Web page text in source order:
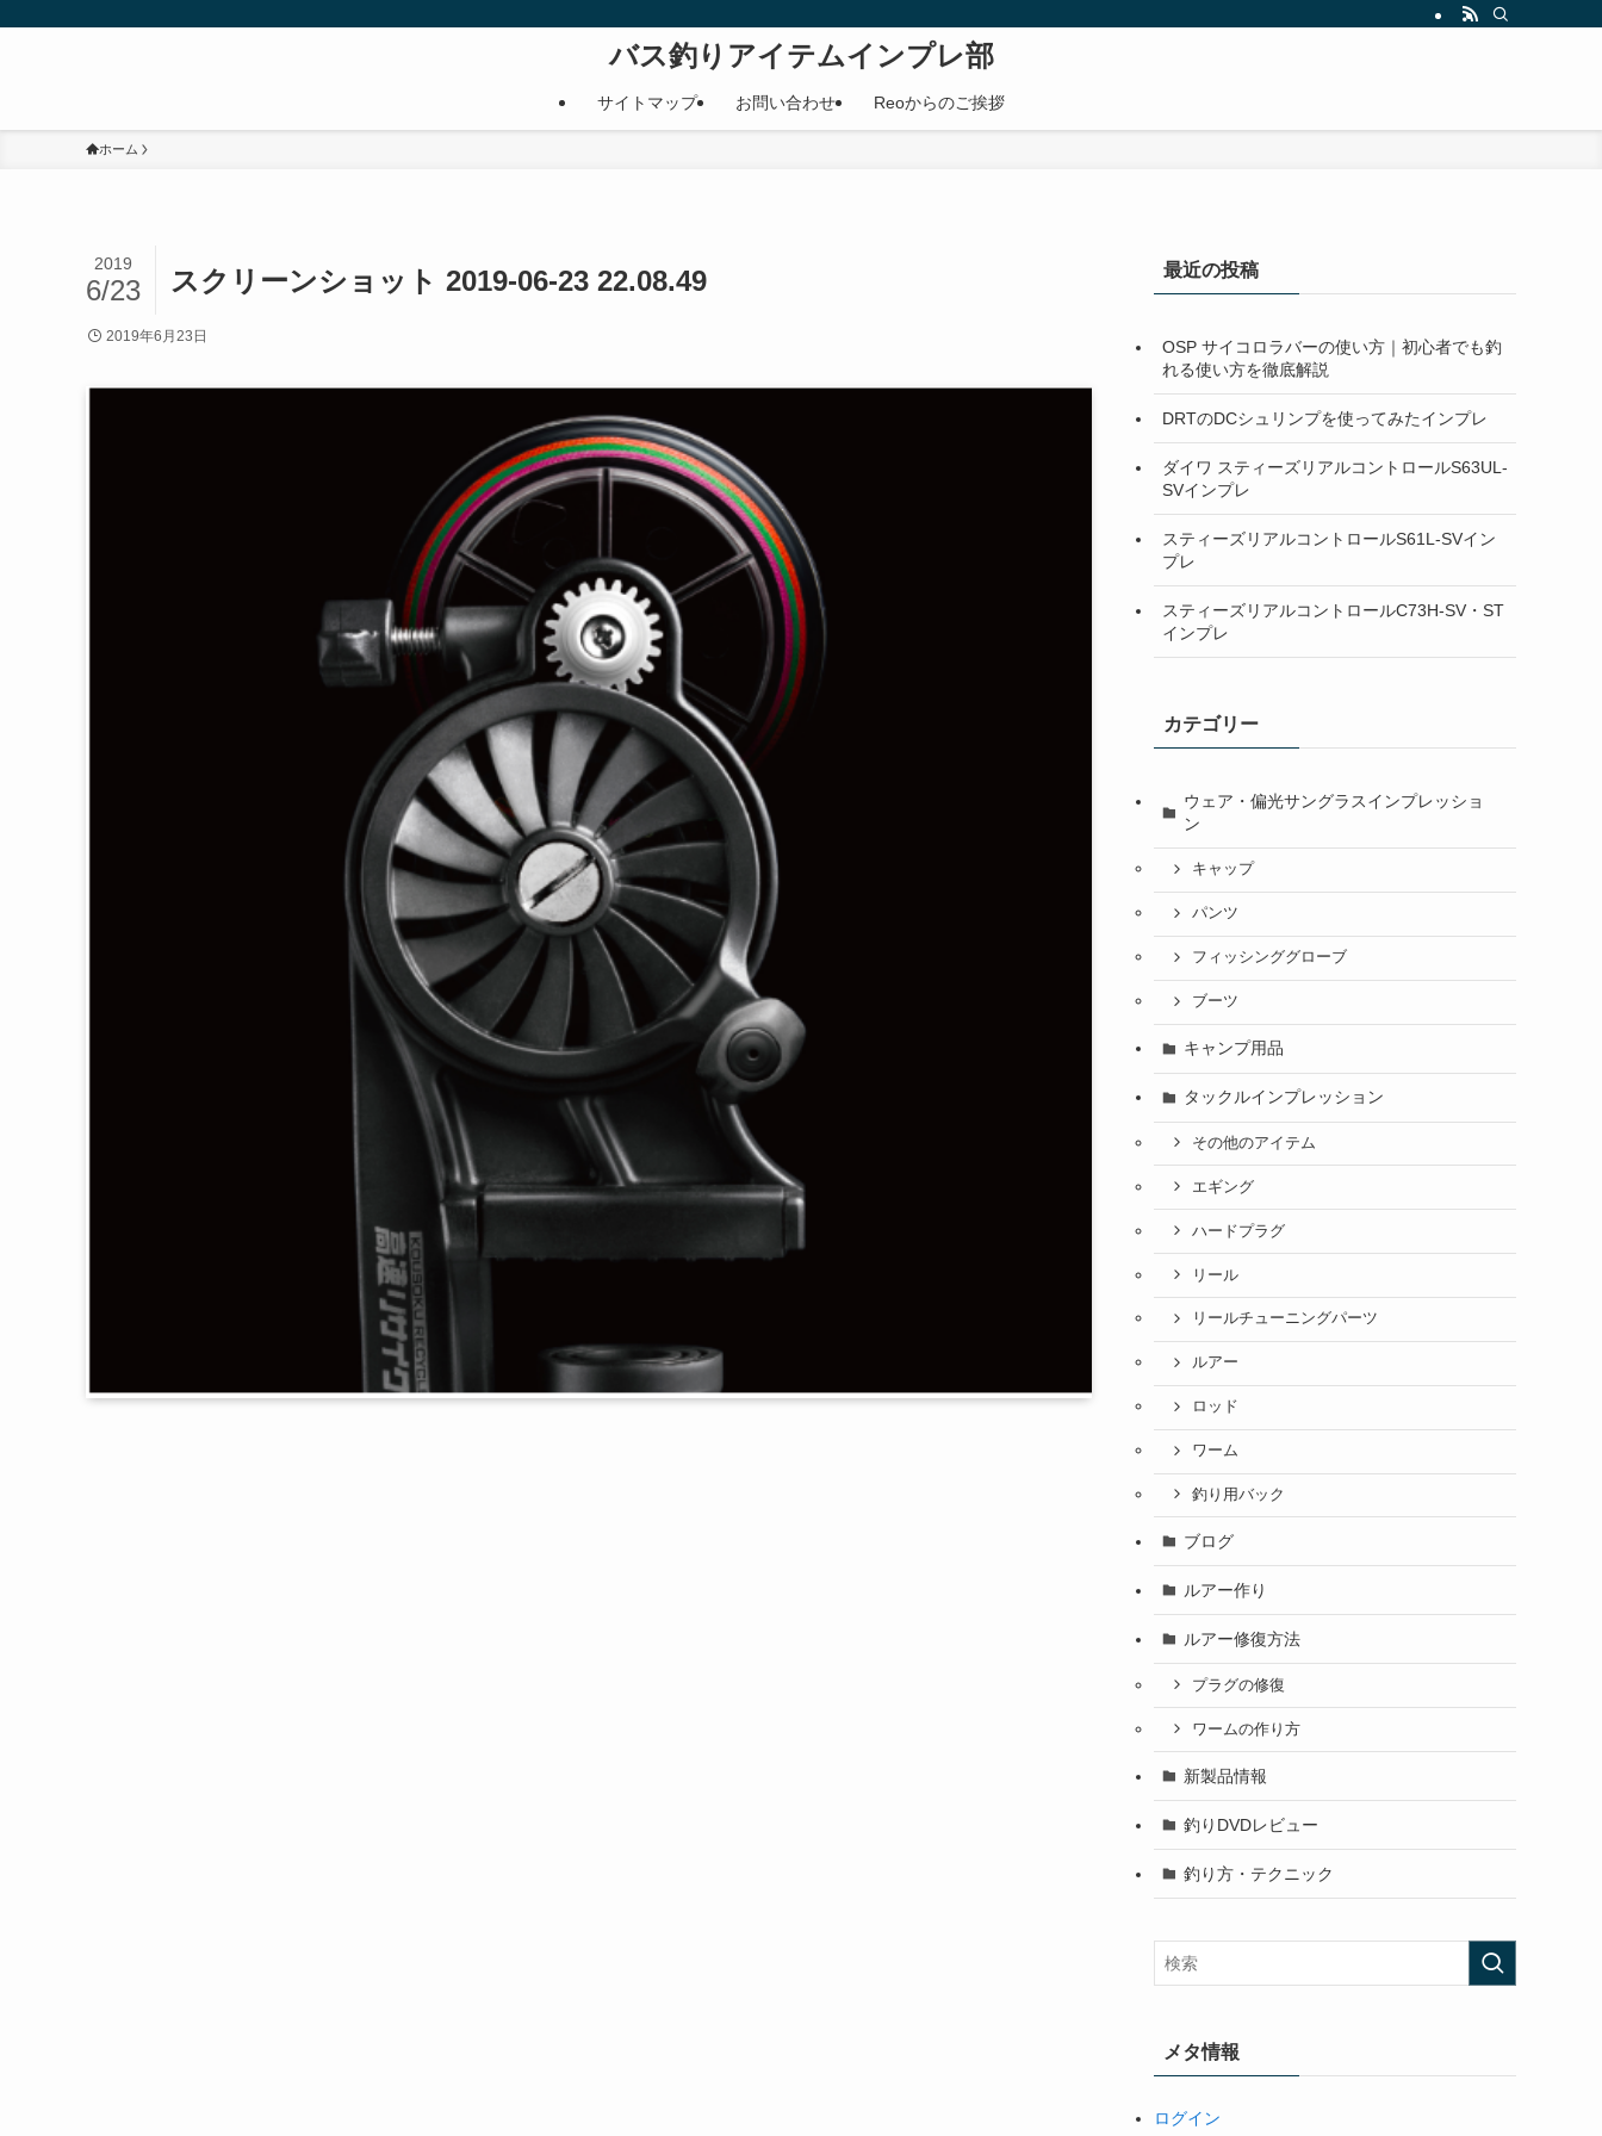
バス釣りアイテムインプレ部
サイトマップ お問い合わせ Reoからのご挨拶
ホーム
スクリーンショット 2019-06-23 22.08.49
2019
6/23
2019年6月23日
最近の投稿
OSP サイコロラバーの使い方｜初心者でも釣
れる使い方を徹底解説
DRTのDCシュリンプを使ってみたインプレ
ダイワ スティーズリアルコントロールS63UL-
SVインプレ
スティーズリアルコントロールS61L-SVイン
プレ
スティーズリアルコントロールC73H-SV・ST
インプレ
カテゴリー
ウェア・偏光サングラスインプレッショ
ン
キャップ
パンツ
フィッシンググローブ
ブーツ
キャンプ用品
タックルインプレッション
その他のアイテム
エギング
ハードプラグ
リール
リールチューニングパーツ
ルアー
ロッド
ワーム
釣り用バック
ブログ
ルアー作り
ルアー修復方法
プラグの修復
ワームの作り方
新製品情報
釣りDVDレビュー
釣り方・テクニック
メタ情報
ログイン